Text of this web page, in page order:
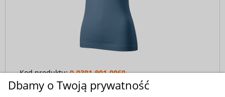
Kod produktu:0-0301-901-0060
Koszulka T-shirt damska - kolor denim
Dbamy o Twoją prywatność